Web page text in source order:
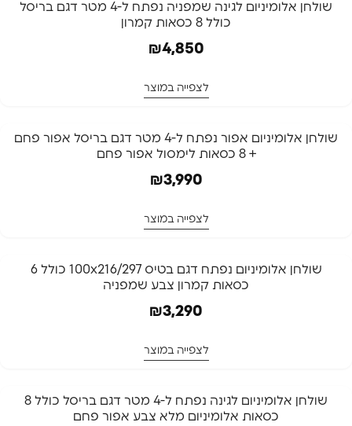
שולחן אלומיניום לגינה שמפניה נפתח ל-4 מטר דגם בריסל
כולל 8 כסאות קמרון
₪4,850
לצפייה במוצר
שולחן אלומיניום אפור נפתח ל-4 מטר דגם בריסל אפור פחם
+ 8 כסאות לימסול אפור פחם
₪3,990
לצפייה במוצר
שולחן אלומיניום נפתח דגם בטיס 100x216/297 כולל 6
כסאות קמרון צבע שמפניה
₪3,290
לצפייה במוצר
שולחן אלומיניום לגינה נפתח ל-4 מטר דגם בריסל כולל 8
כסאות אלומיניום מלא צבע אפור פחם